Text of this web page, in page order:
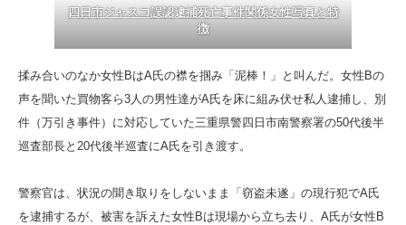
四日市ジャスコ誤認逮捕死亡事件関係女性写真と特
徴
揉み合いのなか女性BはA氏の襟を掴み「泥棒！」と叫んだ。女性Bの
声を聞いた買物客ら3人の男性達がA氏を床に組み伏せ私人逮捕し、別
件（万引き事件）に対応していた三重県警四日市南警察署の50代後半
巡査部長と20代後半巡査にA氏を引き渡す。
警察官は、状況の聞き取りをしないまま「窃盗未遂」の現行犯でA氏
を逮捕するが、被害を訴えた女性Bは現場から立ち去り、A氏が女性B